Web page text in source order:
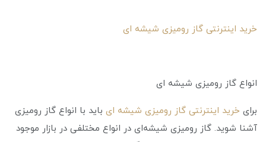
خرید اینترنتی گاز رومیزی شیشه ای
انواع گاز رومیزی شیشه ای
برای خرید اینترنتی گاز رومیزی شیشه ای باید با انواع گاز رومیزی
آشنا شوید. گاز رومیزی شیشه‌ای در انواع مختلفی در بازار موجود